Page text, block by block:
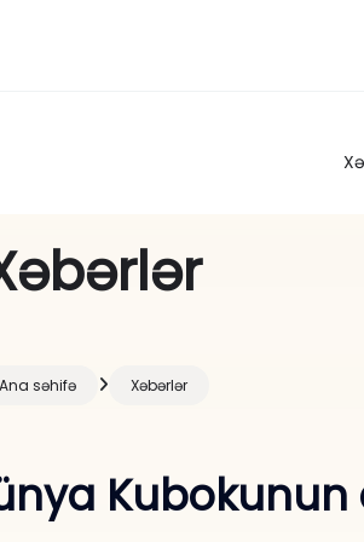
Ana səhifə Xəbərlər